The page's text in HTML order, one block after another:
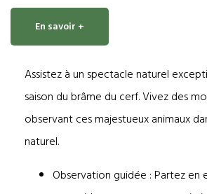
En savoir +
Assistez à un spectacle naturel
saison du brâme du cerf. Vivez des
observant ces majestueux animaux
naturel.
Observation guidée : Partez en